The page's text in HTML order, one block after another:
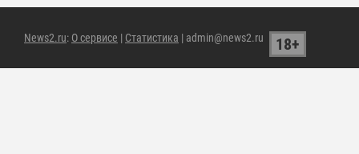
News2.ru: О сервисе | Статистика | admin@news2.ru 18+